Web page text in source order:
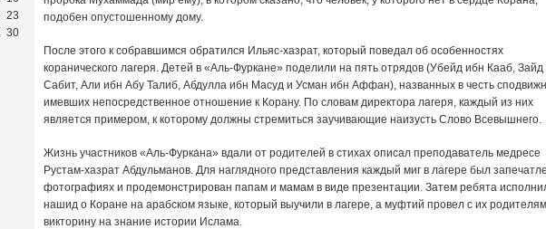
23
30
подобен опустошенному дому.
После этого к собравшимся обратился Ильяс-хазрат, который поведал об особенностях
коранического лагеря. Детей в «Аль-Фуркане» поделили на пять отрядов (Убейд ибн Кааб, Зайд
Сабит, Али ибн Абу Талиб, Абдулла ибн Масуд и Усман ибн Аффан), названных в честь
имевших непосредственное отношение к Корану. По словам директора лагеря, каждый из них
является примером, к которому должны стремиться заучивающие наизусть Слово Всевышнего.
Жизнь участников «Аль-Фуркана» вдали от родителей в стихах описал преподаватель медресе
Рустам-хазрат Абдульманов. Для наглядного представления каждый миг в лагере был
фотографиях и продемонстрирован папам и мамам в виде презентации. Затем ребята
нашид о Коране на арабском языке, который выучили в лагере, а муфтий провел с их
викторину на знание истории Ислама.